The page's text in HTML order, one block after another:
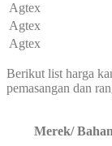
Agtex
Agtex
Agtex
Berikut list harga
pemasangan dan
Merek/ Bahan